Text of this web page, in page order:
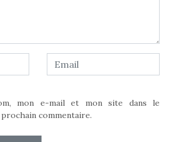
mon e-mail et mon site dans le
commentaire.